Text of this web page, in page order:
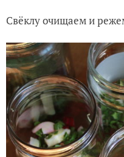
Свёклу очищаем и